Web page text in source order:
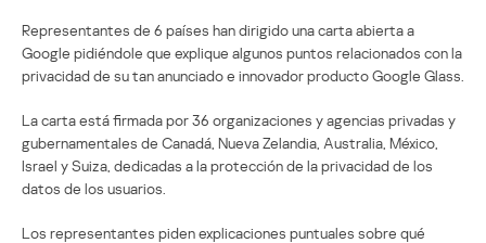
Representantes de 6 países han dirigido una carta abierta a
Google pidiéndole que explique algunos puntos relacionados con la
privacidad de su tan anunciado e innovador producto Google Glass.
La carta está firmada por 36 organizaciones y agencias privadas y
gubernamentales de Canadá, Nueva Zelandia, Australia, México,
Israel y Suiza, dedicadas a la protección de la privacidad de los
datos de los usuarios.
Los representantes piden explicaciones puntuales sobre qué